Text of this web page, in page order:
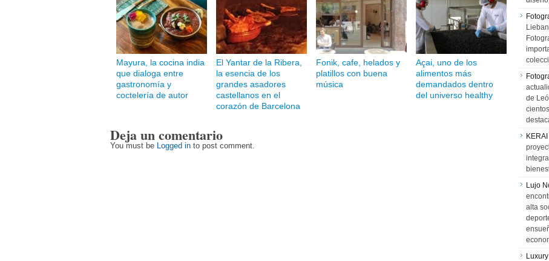
Mayura, la cocina india
que dialoga entre
gastronomía y
coctelería de autor
El Yantar de la Ribera,
la esencia de los
grandes asadores
castellanos en el
corazón de Barcelona
Fonik, cafe, helados y
platillos con buena
música
Açai, uno de los
alimentos más
demandados dentro
del universo healthy
Deja un comentario
You must be Logged in to post comment.
de
KERAI
Lujo
alta